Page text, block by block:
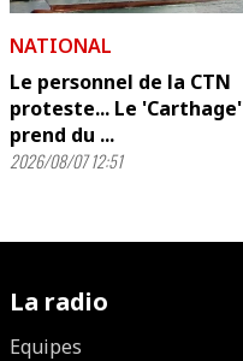
NATIONAL
Le personnel de la CTN
proteste... Le 'Carthage'
prend du ...
2026/08/07 12:51
La radio
Equipes